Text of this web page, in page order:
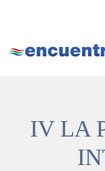
IV LA